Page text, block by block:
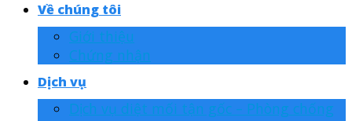
Về chúng tôi
Giới thiệu
Chứng nhận
Dịch vụ
Dịch vụ diệt mối tận gốc – Phòng chống